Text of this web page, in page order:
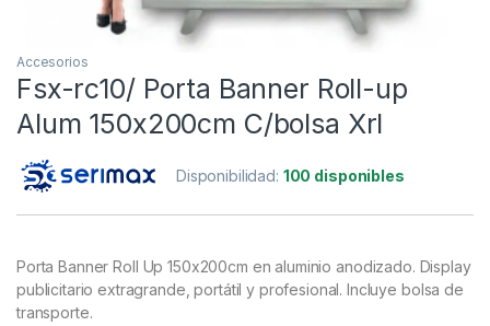
Accesorios
Fsx-rc10/ Porta Banner Roll-up
Alum 150x200cm C/bolsa Xrl
Disponibilidad: 100 disponibles
PortaBannerRoll Up150x200cm enaluminioanodizado. Display
publicitario extragrande,portátily profesional.Incluye bolsa de
transporte.